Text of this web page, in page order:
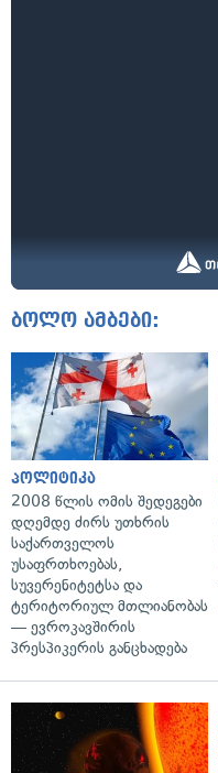
ბოლო ამბები:
პოლიტიკა
2008 წლის ომის შედეგები
დღემდე ძირს უთხრის
საქართველოს
უსაფრთხოებას,
სუვერენიტეტსა და
ტერიტორიულ მთლიანობას
— ევროკავშირის
პრესპიკერის განცხადება